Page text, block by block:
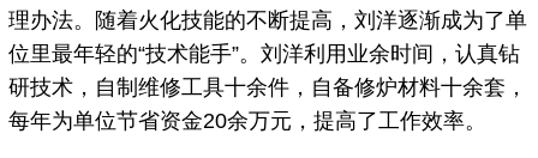
理办法。随着火化技能的不断提高，刘洋逐渐成为了单
位里最年轻的“技术能手”。刘洋利用业余时间，认真钻
研技术，自制维修工具十余件，自备修炉材料十余套，
每年为单位节省资金20余万元，提高了工作效率。